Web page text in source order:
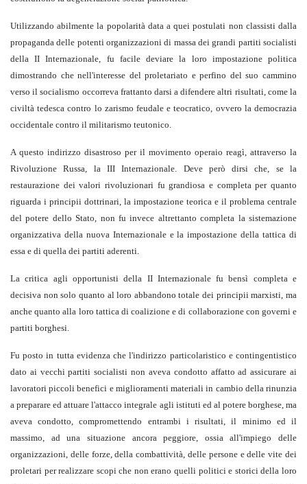
Utilizzando abilmente la popolarità data a quei postulati non classisti dalla
propaganda delle potenti organizzazioni di massa dei grandi partiti socialisti
della II Internazionale, fu facile deviare la loro impostazione politica
dimostrando che nell'interesse del proletariato e perfino del suo cammino
verso il socialismo occorreva frattanto darsi a difendere altri risultati, come la
civiltà tedesca contro lo zarismo feudale e teocratico, ovvero la democrazia
occidentale contro il militarismo teutonico.
A questo indirizzo disastroso per il movimento operaio reagì, attraverso la
Rivoluzione Russa, la III Internazionale. Deve però dirsi che, se la
restaurazione dei valori rivoluzionari fu grandiosa e completa per quanto
riguarda i principii dottrinari, la impostazione teorica e il problema centrale
del potere dello Stato, non fu invece altrettanto completa la sistemazione
organizzativa della nuova Internazionale e la impostazione della tattica di
essa e di quella dei partiti aderenti.
La critica agli opportunisti della II Internazionale fu bensì completa e
decisiva non solo quanto al loro abbandono totale dei principii marxisti, ma
anche quanto alla loro tattica di coalizione e di collaborazione con governi e
partiti borghesi.
Fu posto in tutta evidenza che l'indirizzo particolaristico e contingentistico
dato ai vecchi partiti socialisti non aveva condotto affatto ad assicurare ai
lavoratori piccoli benefici e miglioramenti materiali in cambio della rinunzia
a preparare ed attuare l'attacco integrale agli istituti ed al potere borghese, ma
aveva condotto, compromettendo entrambi i risultati, il minimo ed il
massimo, ad una situazione ancora peggiore, ossia all'impiego delle
organizzazioni, delle forze, della combattività, delle persone e delle vite dei
proletari per realizzare scopi che non erano quelli politici e storici della loro